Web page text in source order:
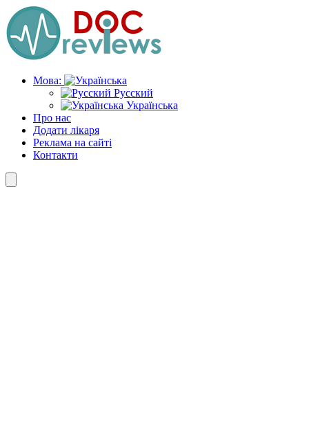
Skip
to
the
content
Мова:
Русский
Українська
Про нас
Додати лікаря
Реклама на сайті
Контакти